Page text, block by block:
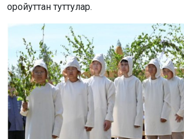
оройуттан туттулар.